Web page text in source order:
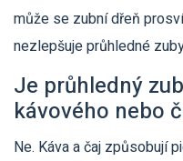
může se zubní dřeň
nezlepšuje průhledné
Je průhledný
kávového nebo
Ne. Káva a čaj způsobují